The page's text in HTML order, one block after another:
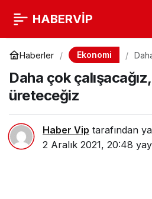
HABERVİP
Haberler Ekonomi
Daha çok
üreteceğiz
Haber Vip tarafından
2 Aralık 2021, 20:48